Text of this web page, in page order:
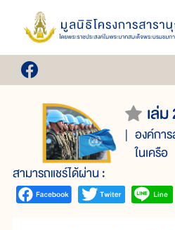
เล่ม
องค์กา
ในเครือ
สามารถแชร์ได้ผ่าน :